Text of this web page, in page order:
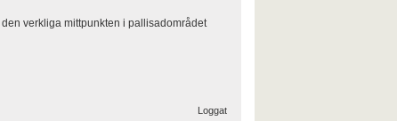
verkliga mittpunkten i pallisadområdet
Loggat